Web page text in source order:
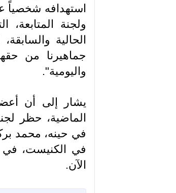
استهدافه شخصياً
ولجنة
الحالية
جماهيرنا من
واليومية".
يشار إلى أن
الماضية، حظر
في حينه، محمد
الآن.